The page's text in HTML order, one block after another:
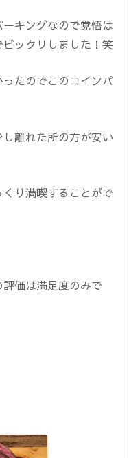
キングなので覚悟は
ックリしました！笑
たのでこのコインパ
離れた所の方が安い
り満喫することがで
価は満足度のみで